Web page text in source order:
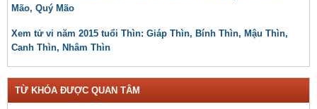
Mão, Quý Mão
Xem tử vi năm 2015 tuổi Thìn: Giáp Thìn, Bính Thìn, Mậu Thìn,
Canh Thìn, Nhâm Thìn
TỪ KHÓA ĐƯỢC QUAN TÂM